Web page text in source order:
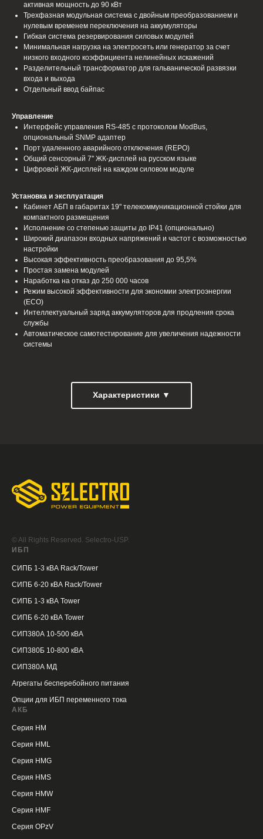
активная мощность до 90 кВт
Трехфазная модульная система с двойным преобразованием и
нулевым временем переключения на аккумуляторы
Гибкая система резервирования силовых модулей
Минимальная нагрузка на электросеть или генератор за счет
низкого входного коэффициента нелинейных искажений
Разделительный трансформатор для гальванической развязки
входа и выхода
Отдельный ввод байпас
Управление
Интерфейс управления RS-485 c протоколом ModBus,
опциональный SNMP адаптер
Порт удаленного аварийного отключения (REPO)
Общий сенсорный 7'' ЖК-дисплей на русском языке
Цифровой ЖК-дисплей на каждом силовом модуле
Установка и эксплуатация
Кабинет АБП в габаритах 19" телекоммуникационной стойки для
компактного размещения
Исполнение со степенью защиты до IP41 (опционально)
Широкий диапазон входных напряжений и частот с возможностью
настройки
Высокая эффективность преобразования до 95,5%
Простая замена модулей
Наработка на отказ до 250 000 часов
Режим высокой эффективности для экономии электроэнергии
(ЕСО)
Интеллектуальный заряд аккумуляторов для продления срока
службы
Автоматическое самотестирование для увеличения надежности
системы
Характеристики ▼
© All Rights Reserved. Selectro-USP.
ИБП
СИПБ 1-3 кВА Rack/Tower
СИПБ 6-20 кВА Rack/Tower
СИПБ 1-3 кВА Tower
СИПБ 6-20 кВА Tower
СИП380А 10-500 кВА
СИП380Б 10-800 кВА
СИП380А МД
Агрегаты бесперебойного питания
Опции для ИБП переменного тока
АКБ
Серия HM
Серия HML
Серия HMG
Серия HMS
Серия HMW
Серия HMF
Серия OPzV